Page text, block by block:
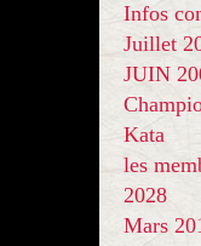
Infos
Juillet
JUIN
Kata
les
2028
Mars